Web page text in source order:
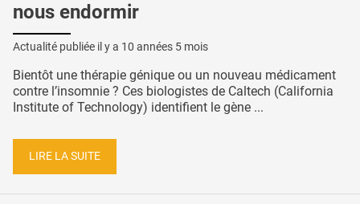
nous endormir
Actualité publiée il y a 10 années 5 mois
Bientôt une thérapie génique ou un nouveau médicament
contre l’insomnie ? Ces biologistes de Caltech (California
Institute of Technology) identifient le gène ...
LIRE LA SUITE